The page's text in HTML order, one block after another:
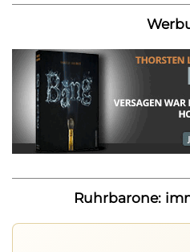
Ruhrbarone: